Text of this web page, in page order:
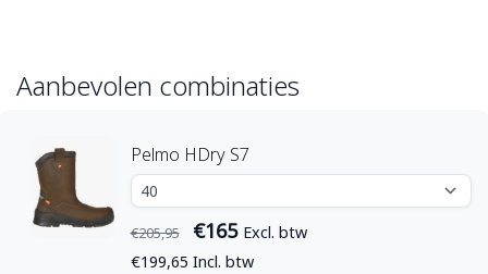
Aanbevolen combinaties
Pelmo HDry S7
€205,95 €165 Excl. btw
€199,65 Incl. btw